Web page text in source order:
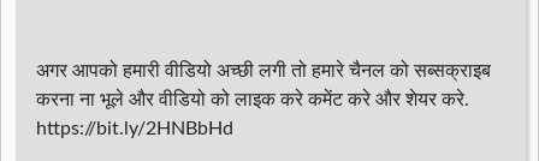
अगर आपको हमारी वीडियो अच्छी लगी तो हमारे चैनल को सब्सक्राइब
करना ना भूले और वीडियो को लाइक करे कमेंट करे और शेयर करे.
https://bit.ly/2HNBbHd